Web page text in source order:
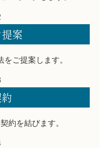
案
ご提案します。
約を結びます。